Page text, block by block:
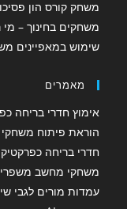
משחק קורס הון
משחקים בחינוך – מי
שימוש במאפיינים
מאמרים
אימוץ חדרי בריחה
הוראת פיתוח
חדרי בריחה
משחקי מחשב
עמדות מורים לגבי